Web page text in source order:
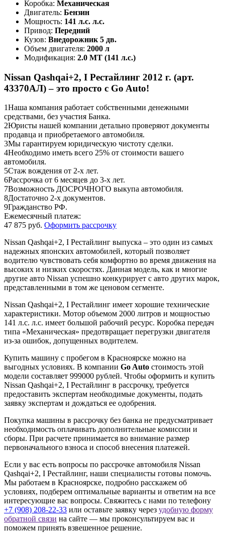
Коробка: Механическая
Двигатель: Бензин
Мощность: 141 л.с. л.с.
Привод: Передний
Кузов: Внедорожник 5 дв.
Объем двигателя: 2000 л
Модификация: 2.0 MT (141 л.с.)
Nissan Qashqai+2, I Рестайлинг 2012 г. (арт.
43370АЛ) – это просто с Go Auto!
1Наша компания работает собственными денежными
средствами, без участия Банка.
2Юристы нашей компании детально проверяют документы
продавца и приобретаемого автомобиля.
3Мы гарантируем юридическую чистоту сделки.
4Необходимо иметь всего 25% от стоимости вашего
автомобиля.
5Стаж вождения от 2-х лет.
6Рассрочка от 6 месяцев до 3-х лет.
7Возможность ДОСРОЧНОГО выкупа автомобиля.
8Достаточно 2-х документов.
9Гражданство РФ.
Ежемесячный платеж:
47 875 руб. Оформить рассрочку
Nissan Qashqai+2, I Рестайлинг выпуска – это один из самых
надежных японских автомобилей, который позволяет
водителю чувствовать себя комфортно во время движения на
высоких и низких скоростях. Данная модель, как и многие
другие авто Nissan успешно конкурирует с авто других марок,
представленными в том же ценовом сегменте.
Nissan Qashqai+2, I Рестайлинг имеет хорошие технические
характеристики. Мотор объемом 2000 литров и мощностью
141 л.с. л.с. имеет большой рабочий ресурс. Коробка передач
типа «Механическая» предотвращает перегрузки двигателя
из-за ошибок, допущенных водителем.
Купить машину с пробегом в Красноярске можно на
выгодных условиях. В компании Go Auto стоимость этой
модели составляет 999000 рублей. Чтобы оформить и купить
Nissan Qashqai+2, I Рестайлинг в рассрочку, требуется
предоставить экспертам необходимые документы, подать
заявку экспертам и дождаться ее одобрения.
Покупка машины в рассрочку без банка не предусматривает
необходимость оплачивать дополнительные комиссии и
сборы. При расчете принимается во внимание размер
первоначального взноса и способ внесения платежей.
Если у вас есть вопросы по рассрочке автомобиля Nissan
Qashqai+2, I Рестайлинг, наши специалисты готовы помочь.
Мы работаем в Красноярске, подробно расскажем об
условиях, подберем оптимальные варианты и ответим на все
интересующие вас вопросы. Свяжитесь с нами по телефону
+7 (908) 208-22-33 или оставьте заявку через удобную форму
обратной связи на сайте — мы проконсультируем вас и
поможем принять взвешенное решение.